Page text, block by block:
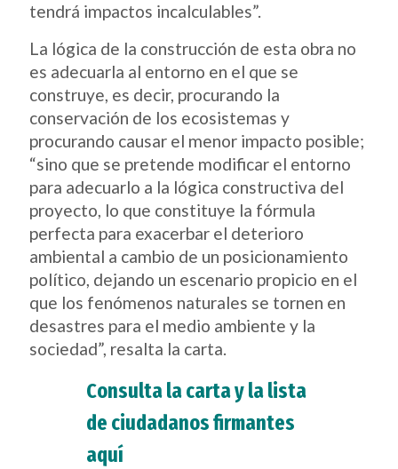
tendrá impactos incalculables”.
La lógica de la construcción de esta obra no
es adecuarla al entorno en el que se
construye, es decir, procurando la
conservación de los ecosistemas y
procurando causar el menor impacto posible;
“sino que se pretende modificar el entorno
para adecuarlo a la lógica constructiva del
proyecto, lo que constituye la fórmula
perfecta para exacerbar el deterioro
ambiental a cambio de un posicionamiento
político, dejando un escenario propicio en el
que los fenómenos naturales se tornen en
desastres para el medio ambiente y la
sociedad”, resalta la carta.
Consulta la carta y la lista
de ciudadanos firmantes
aquí